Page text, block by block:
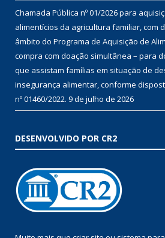
Chamada Pública nº 01/2026 para
alimentícios da agricultura familiar, com
âmbito do Programa de Aquisição de
compra com doação simultânea – para
que assistam famílias em situação de
insegurança alimentar, conforme
nº 01460/2022. 9 de julho de 2026
DESENVOLVIDO POR CR2